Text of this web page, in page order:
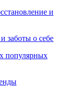
и
заботы о себе
популярных